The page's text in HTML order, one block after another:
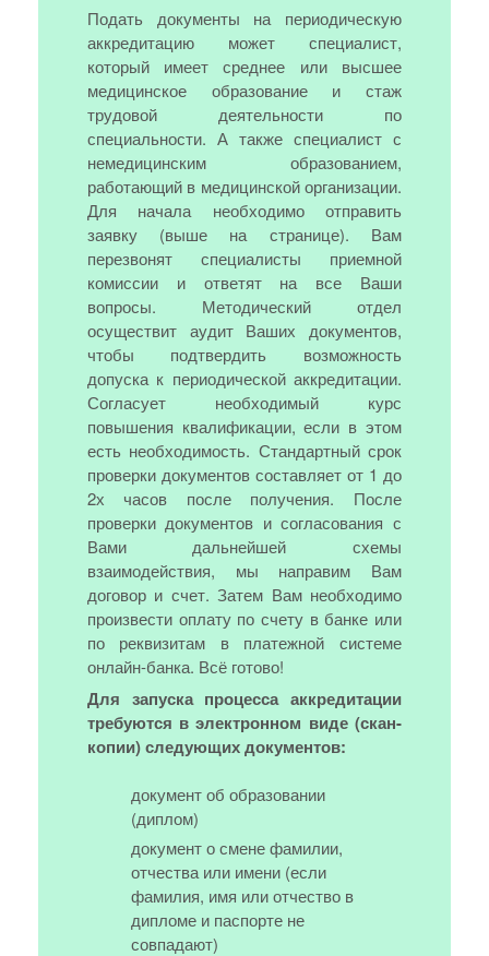
Подать документы на периодическую
аккредитацию может специалист,
который имеет среднее или высшее
медицинское образование и стаж
трудовой деятельности по
специальности. А также специалист с
немедицинским образованием,
работающий в медицинской организации.
Для начала необходимо отправить
заявку (выше на странице). Вам
перезвонят специалисты приемной
комиссии и ответят на все Ваши
вопросы. Методический отдел
осуществит аудит Ваших документов,
чтобы подтвердить возможность
допуска к периодической аккредитации.
Согласует необходимый курс
повышения квалификации, если в этом
есть необходимость. Стандартный срок
проверки документов составляет от 1 до
2х часов после получения. После
проверки документов и согласования с
Вами дальнейшей схемы
взаимодействия, мы направим Вам
договор и счет. Затем Вам необходимо
произвести оплату по счету в банке или
по реквизитам в платежной системе
онлайн-банка. Всё готово!
Для запуска процесса аккредитации
требуются в электронном виде (скан-
копии) следующих документов:
документ об образовании
(диплом)
документ о смене фамилии,
отчества или имени (если
фамилия, имя или отчество в
дипломе и паспорте не
совпадают)